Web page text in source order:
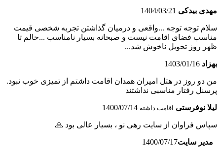
مهدی بیدکی 1404/03/21
سلام توجه توجه ...واقعی و درمیان گذاشتن تجربه شخصی قیمت
مناسب فضای اقامت نیست و صبحانه بسیار نامناسب ...حالم تا
ظهر روز تحویل ناخوش شد...
بهزاد 1403/01/16
من دو روز در هتل امیران همدان اقامت داشتم از تمیزی خوب نبود.
پرسنل رفتار مناسبی نداشتند
لیلا نوفرستی اقامت داشته 1400/07/14
سپاس فراوان از سایت رهی نو ، بسیار عالی بود 🙏
مدیر سایت1400/07/17